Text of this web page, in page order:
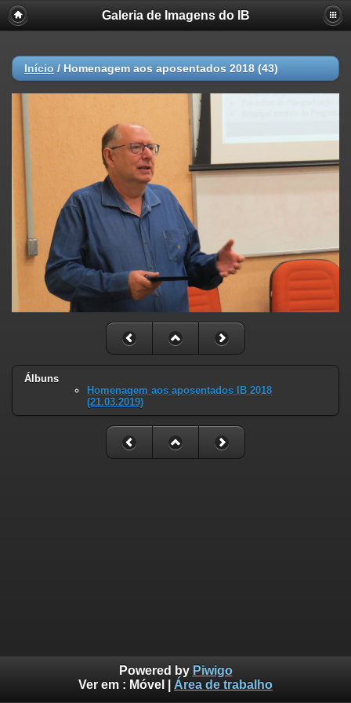
Galeria de Imagens do IB
Início / Homenagem aos aposentados 2018 (43)
Álbuns
Homenagem aos aposentados IB 2018
(21.03.2019)
Powered by Piwigo
Ver em : Móvel Área de trabalho